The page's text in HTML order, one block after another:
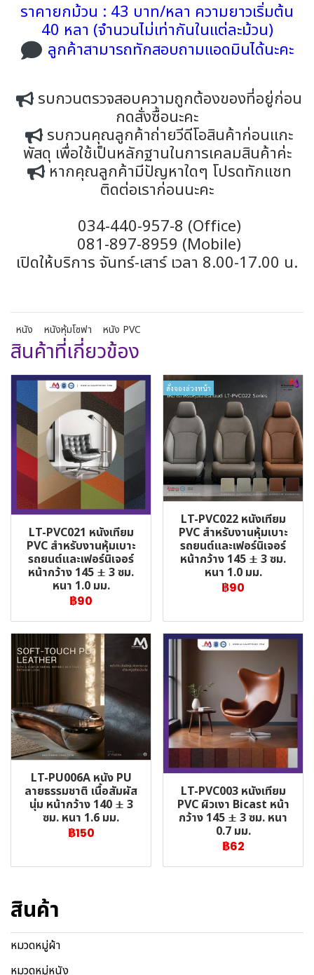
ราคายกม้วน : 43 บาท/หลา ความยาวเริ่มต้น
40 หลา (จำนวนไม่เท่ากันในแต่ละม้วน)
ลูกค้าสามารถทักสอบถามแอดมินได้นะคะ
รบกวนตรวจสอบความถูกต้องของที่อยู่ก่อน
กดสั่งซื้อนะคะ
รบกวนคุณลูกค้าถ่ายวีดีโอสินค้าก่อนแกะ
พัสดุ เพื่อใช้เป็นหลักฐานในการเคลมสินค้าค่ะ
หากคุณลูกค้ามีปัญหาใดๆ โปรดทักแชท
ติดต่อเราก่อนนะคะ
034-440-957-8 (Office)
081-897-8959 (Mobile)
เปิดให้บริการ จันทร์-เสาร์ เวลา 8.00-17.00 น.
หนัง หนังหุ้มโซฟา หนัง PVC
สินค้าที่เกี่ยวข้อง
LT-PVC021 หนังเทียม
PVC สำหรับงานหุ้มเบาะ
รถยนต์และเฟอร์นิเจอร์
หน้ากว้าง 145 ± 3 ซม.
หนา 1.0 มม.
฿90
สั่งจองล่วงหน้า
LT-PVC022 หนังเทียม
PVC สำหรับงานหุ้มเบาะ
รถยนต์และเฟอร์นิเจอร์
หน้ากว้าง 145 ± 3 ซม.
หนา 1.0 มม.
฿90
LT-PU006A หนัง PU
ลายธรรมชาติ เนื้อสัมผัส
นุ่ม หน้ากว้าง 140 ± 3
ซม. หนา 1.6 มม.
฿150
LT-PVC003 หนังเทียม
PVC ผิวเงา Bicast หน้า
กว้าง 145 ± 3 ซม. หนา
0.7 มม.
฿62
สินค้า
หมวดหมู่ผ้า
หมวดหมู่หนัง